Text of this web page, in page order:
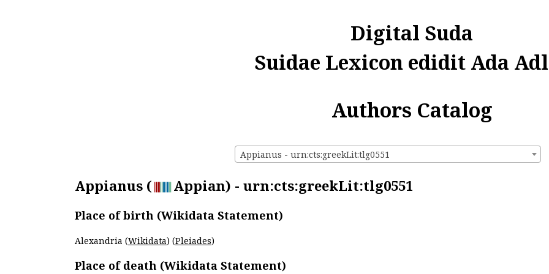
Digital Suda
Suidae Lexicon edidit Ada
Authors Catalog
Appianus - urn:cts:greekLit:tlg0551
Appianus ( Appian) - urn:cts:greekLit:tlg0551
Place of birth (Wikidata Statement)
Alexandria (Wikidata) (Pleiades)
Place of death (Wikidata Statement)